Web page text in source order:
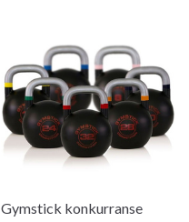
Gymstick konkurranse